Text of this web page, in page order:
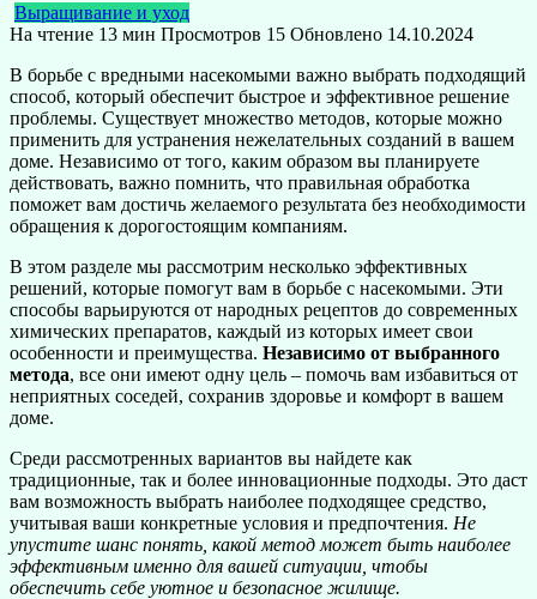
Выращивание и уход
На чтение 13 мин Просмотров 15 Обновлено 14.10.2024
В борьбе с вредными насекомыми важно выбрать подходящий
способ, который обеспечит быстрое и эффективное решение
проблемы. Существует множество методов, которые можно
применить для устранения нежелательных созданий в вашем
доме. Независимо от того, каким образом вы планируете
действовать, важно помнить, что правильная обработка
поможет вам достичь желаемого результата без необходимости
обращения к дорогостоящим компаниям.
В этом разделе мы рассмотрим несколько эффективных
решений, которые помогут вам в борьбе с насекомыми. Эти
способы варьируются от народных рецептов до современных
химических препаратов, каждый из которых имеет свои
особенности и преимущества. Независимо от выбранного
метода, все они имеют одну цель – помочь вам избавиться от
неприятных соседей, сохранив здоровье и комфорт в вашем
доме.
Среди рассмотренных вариантов вы найдете как
традиционные, так и более инновационные подходы. Это даст
вам возможность выбрать наиболее подходящее средство,
учитывая ваши конкретные условия и предпочтения. Не
упустите шанс понять, какой метод может быть наиболее
эффективным именно для вашей ситуации, чтобы
обеспечить себе уютное и безопасное жилище.